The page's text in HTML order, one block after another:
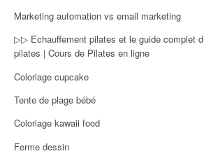
Marketing automation vs email marketing
▷▷ Echauffement pilates et le guide complet
pilates | Cours de Pilates en ligne
Coloriage cupcake
Tente de plage bébé
Coloriage kawaii food
Ferme dessin